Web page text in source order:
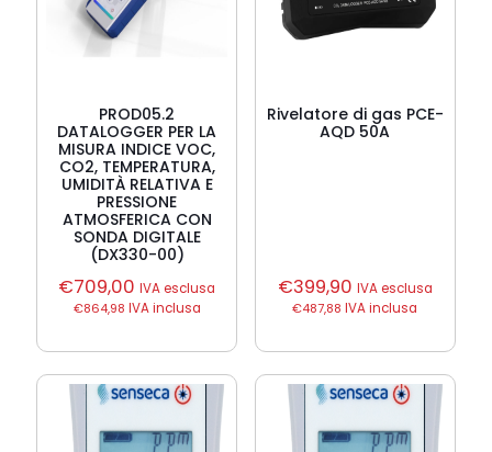
PROD05.2
DATALOGGER PER LA
MISURA INDICE VOC,
CO2, TEMPERATURA,
UMIDITÀ RELATIVA E
PRESSIONE
ATMOSFERICA CON
SONDA DIGITALE
(DX330-00)
€709,00 IVA esclusa
€864,98 IVA inclusa
Rivelatore di gas PCE-
AQD 50A
€399,90 IVA esclusa
€487,88 IVA inclusa